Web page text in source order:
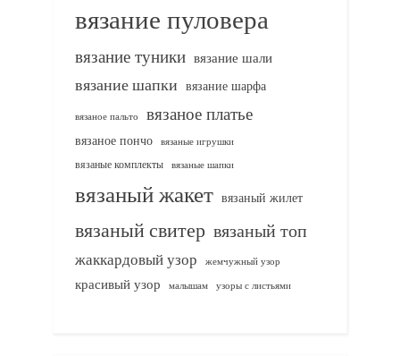
вязание пуловера
вязание туники вязание шали
вязание шапки вязание шарфа
вязаное пальто вязаное платье
вязаное пончо вязаные игрушки
вязаные комплекты
вязаные шапки
вязаный жакет вязаный жилет
вязаный свитер вязаный топ
жаккардовый узор жемчужный узор
красивый узор малышам узоры с листьями